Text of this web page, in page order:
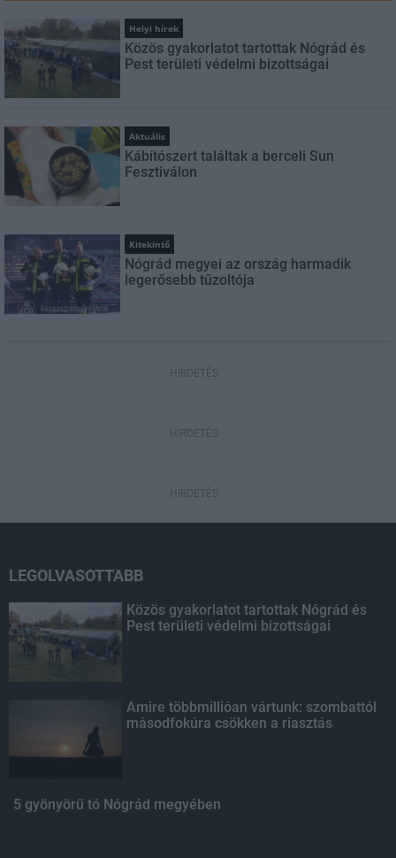
Helyi hírek
Közös gyakorlatot tartottak Nógrád és
Pest területi védelmi bizottságai
Aktuális
Kábítószert találtak a berceli Sun
Fesztiválon
Kitekintő
Nógrád megyei az ország harmadik
legerősebb tűzoltója
HIRDETÉS
HIRDETÉS
HIRDETÉS
LEGOLVASOTTABB
Közös gyakorlatot tartottak Nógrád és
Pest területi védelmi bizottságai
Amire többmillióan vártunk: szombattól
másodfokúra csökken a riasztás
5 gyönyörű tó Nógrád megyében